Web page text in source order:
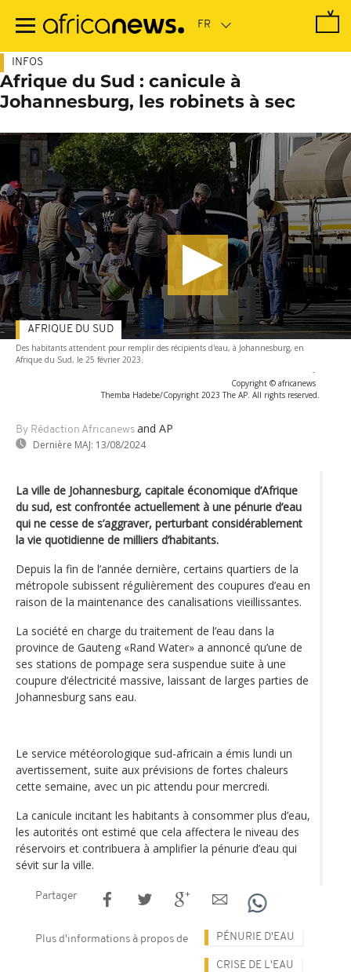
contenu
INFOS
Afrique du Sud : canicule à
Johannesburg, les robinets à sec
Des habitants attendent pour remplir des récipients d'eau, à Johannesburg, en
Afrique du Sud, le 25 février 2023.
-
Copyright © africanews
Themba Hadebe/Copyright 2023 The AP. All rights reserved.
By Rédaction Africanews and AP
Dernière MAJ: 13/08/2024
AFRIQUE DU SUD
La ville de Johannesburg, capitale économique d’Afrique
du sud, est confrontée actuellement à une pénurie d’eau
qui ne cesse de s’aggraver, perturbant considérablement
la vie quotidienne de milliers d’habitants.
Depuis la fin de l’année dernière, certains quartiers de la
métropole subissent régulièrement des coupures d’eau en
raison de la maintenance des canalisations vieillissantes.
La société en charge du traitement de l’eau dans la
province de Gauteng «Rand Water» a annoncé qu’une de
ses stations de pompage sera suspendue suite à une
coupure d’électricité massive, laissant de larges parties de
Johannesburg sans eau.
Le service météorologique sud-africain a émis lundi un
avertissement, suite aux prévisions de fortes chaleurs
cette semaine, avec un pic attendu pour mercredi.
La canicule incitant les habitants à consommer plus d’eau,
les autorités ont estimé que cela affectera le niveau des
réservoirs et contribuera à amplifier la pénurie d’eau qui
sévit sur la ville.
Partager
Plus d'informations à propos de PÉNURIE D'EAU
CRISE DE L'EAU